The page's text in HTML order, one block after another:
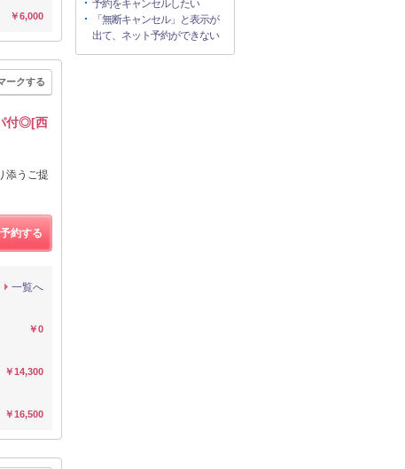
￥6,000
ークする
付◎[西
添うご提
約する
一覧へ
￥0
￥14,300
￥16,500
予約をキャンセルしたい
「無断キャンセル」と表示が
出て、ネット予約ができない